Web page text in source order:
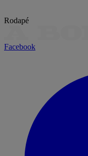
Rodapé
Facebook